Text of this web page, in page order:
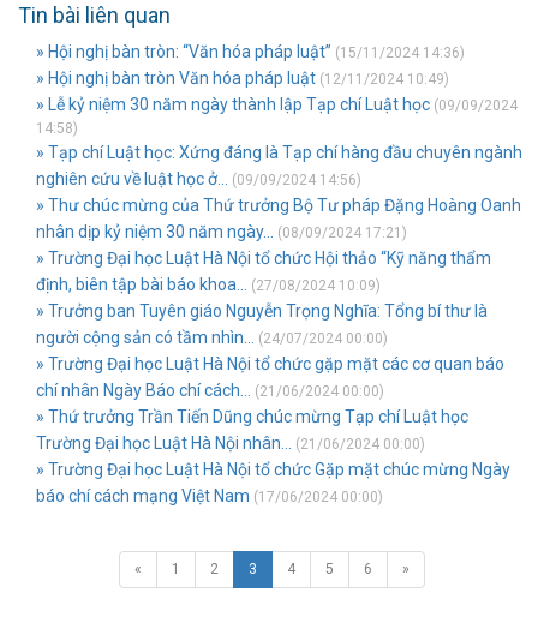
Tin bài liên quan
» Hội nghị bàn tròn: “Văn hóa pháp luật” (15/11/2024 14:36)
» Hội nghị bàn tròn Văn hóa pháp luật (12/11/2024 10:49)
» Lễ kỷ niệm 30 năm ngày thành lập Tạp chí Luật học (09/09/2024
14:58)
» Tạp chí Luật học: Xứng đáng là Tạp chí hàng đầu chuyên ngành
nghiên cứu về luật học ở...
(09/09/2024 14:56)
» Thư chúc mừng của Thứ trưởng Bộ Tư pháp Đặng Hoàng Oanh
nhân dịp kỷ niệm 30 năm ngày...
(08/09/2024 17:21)
» Trường Đại học Luật Hà Nội tổ chức Hội thảo “Kỹ năng thẩm
định, biên tập bài báo khoa...
(27/08/2024 10:09)
» Trưởng ban Tuyên giáo Nguyễn Trọng Nghĩa: Tổng bí thư là
người cộng sản có tầm nhìn...
(24/07/2024 00:00)
» Trường Đại học Luật Hà Nội tổ chức gặp mặt các cơ quan báo
chí nhân Ngày Báo chí cách...
(21/06/2024 00:00)
» Thứ trưởng Trần Tiến Dũng chúc mừng Tạp chí Luật học
Trường Đại học Luật Hà Nội nhân...
(21/06/2024 00:00)
» Trường Đại học Luật Hà Nội tổ chức Gặp mặt chúc mừng Ngày
báo chí cách mạng Việt Nam (17/06/2024 00:00)
« 1 2 3 4 5 6 »